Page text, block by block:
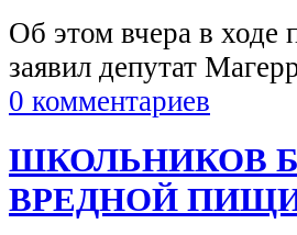
Об этом вчера в ходе
заявил депутат
0 комментариев
ШКОЛЬНИКОВ
ВРЕДНОЙ